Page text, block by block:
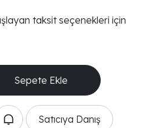
taksit seçenekleri için
Satıcıya Danış